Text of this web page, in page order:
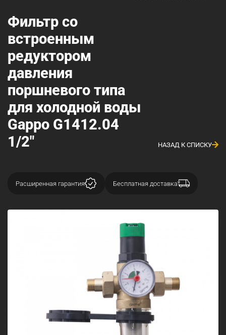
Фильтр со
встроенным
редуктором
давления
поршневого типа
для холодной воды
Gappo G1412.04
1/2"
НАЗАД К СПИСКУ
Расширенная гарантия Бесплатная доставка